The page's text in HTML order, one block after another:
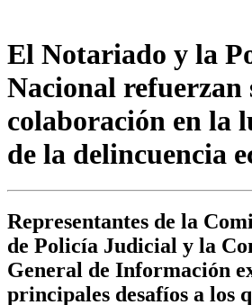
El Notariado y la
Nacional refuerzan
colaboración en la
de la delincuencia
Representantes de la
de Policía Judicial y la
General de Información
principales desafíos a los